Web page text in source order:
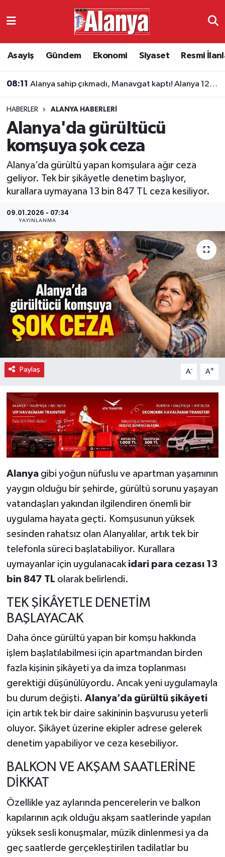
Asayiş Gündem Ekonomi Siyaset Resmi
08:11 Alanya sahip çıkmadı, Manavgat kaptı! Alanya 1221 FK tarihe karışıyor
HABERLER ALANYA HABERLERI
Alanya'da gürültücü
komşuya şok ceza
Alanya’da gürültü yapan komşulara ağır ceza
geliyor. Tek bir şikâyetle denetim başlıyor,
kurallara uymayana 13 bin 847 TL ceza kesiliyor.
09.01.2026 - 07:34
YAYINLANMA
Paylaş A- A+
Alanyagibi yoğun nüfuslu ve apartman yaşamının
yaygın olduğu bir şehirde, gürültü sorunu yaşayan
vatandaşları yakından ilgilendiren önemli bir
uygulama hayata geçti. Komşusunun yüksek
sesinden rahatsız olan Alanyalılar, artık tek bir
telefonla süreci başlatabiliyor. Kurallara
uymayanlar için uygulanacak idari para cezası 13
bin 847 TL olarak belirlendi.
TEK ŞİKÂYETLE DENETİM
BAŞLAYACAK
Daha önce gürültü yapan bir komşu hakkında
işlem başlatılabilmesi için apartmandan birden
fazla kişinin şikâyeti ya da imza toplanması
gerektiği düşünülüyordu. Ancak yeni uygulamayla
bu durum değişti. Alanya’da gürültü şikâyeti
için artık tek bir daire sakininin başvurusu yeterli
oluyor. Şikâyet üzerine ekipler adrese gelerek
denetim yapabiliyor ve ceza kesebiliyor.
BALKON VE AKŞAM SAATLERİNE
DİKKAT
Özellikle yaz aylarında pencerelerin ve balkon
kapılarının açık olduğu akşam saatlerinde yapılan
yüksek sesli konuşmalar, müzik dinlenmesi ya da
geç saatlerde gerçekleştirilen tadilatlar bu
Ekonomi
Resmi İlanlar
Alanyaspor
Turizm
E-Gazete
Antalya Namaz Vakitleri
Süper Lig Puan Durumu ve Fikstür
Tüm Manşetler
Son Dakika Haberleri
Haber Arşivi